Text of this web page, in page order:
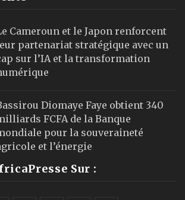
Cameroun et le Japon renforcent
partenariat stratégique avec un
sur l’IA et la transformation
Diomaye Faye obtient 340
FCFA de la Banque
pour la souveraineté
et l’énergie
Sur :